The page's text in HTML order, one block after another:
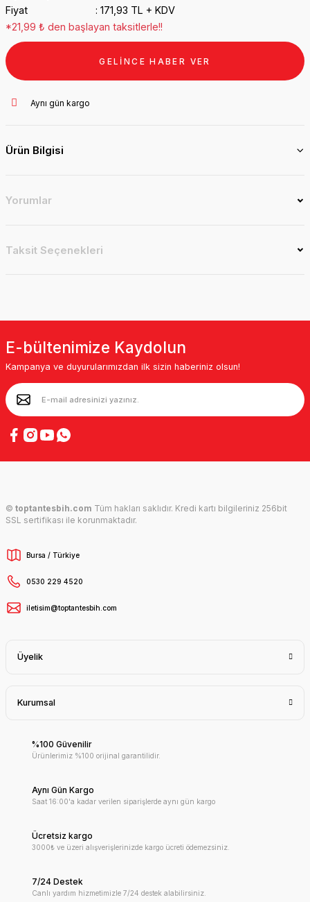
Fiyat
171,93 TL + KDV
*21,99 ₺ den başlayan taksitlerle!!
GELİNCE HABER VER
Aynı gün kargo
Ürün Bilgisi
Yorumlar
Taksit Seçenekleri
E-bültenimize Kaydolun
Kampanya ve duyurularımızdan ilk sizin haberiniz olsun!
© toptantesbih.com Tüm hakları saklıdır. Kredi kartı bilgileriniz 256bit
SSL sertifikası ile korunmaktadır.
Bursa / Türkiye
0530 229 4520
iletisim@toptantesbih.com
Üyelik
Kurumsal
%100 Güvenilir
Ürünlerimiz %100 orijinal garantilidir.
Aynı Gün Kargo
Saat 16:00'a kadar verilen siparişlerde aynı gün kargo
Ücretsiz kargo
3000₺ ve üzeri alışverişlerinizde kargo ücreti ödemezsiniz.
7/24 Destek
Canlı yardım hizmetimizle 7/24 destek alabilirsiniz.